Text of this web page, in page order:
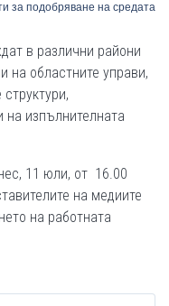
за подобряване на средата
в различни райони
на областните управи,
на изпълнителната
11 юли, от 16.00
на медиите
на работната